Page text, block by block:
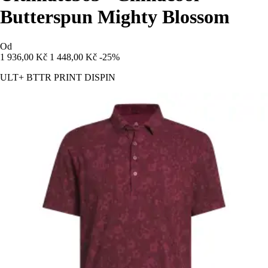
Butterspun Mighty Blossom
Od
1 936,00 Kč 1 448,00 Kč -25%
ULT+ BTTR PRINT DISPIN